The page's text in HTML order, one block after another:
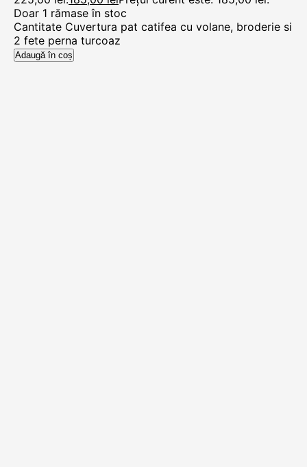
Doar 1 rămase în stoc
Cantitate Cuvertura pat catifea cu volane, broderie si
2 fete perna turcoaz
Adaugă în coș